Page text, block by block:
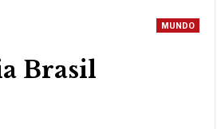
MUNDO
Brasil